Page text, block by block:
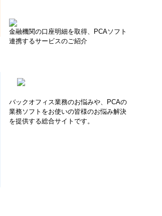
金融機関の口座明細を取得、PCAソフト
連携するサービスのご紹介
バックオフィス業務のお悩みや、PCAの
業務ソフトをお使いの皆様のお悩み解決
を提供する総合サイトです。